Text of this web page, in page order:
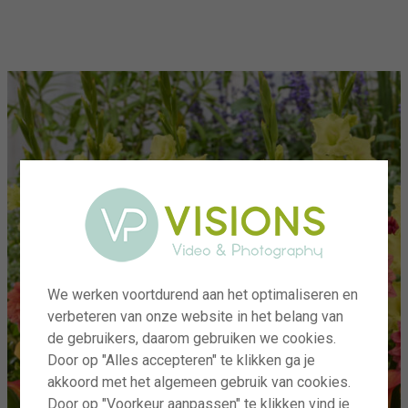
We werken voortdurend aan het optimaliseren en
verbeteren van onze website in het belang van
de gebruikers, daarom gebruiken we cookies.
Door op "Alles accepteren" te klikken ga je
akkoord met het algemeen gebruik van cookies.
Door op "Voorkeur aanpassen" te klikken vind je